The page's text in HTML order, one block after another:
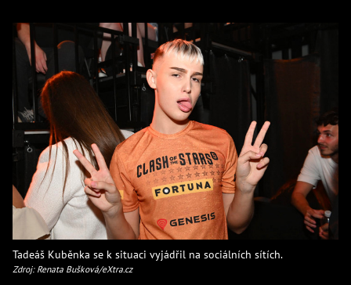
Tadeáš Kuběnka se k situaci vyjádřil na sociálních sítích.
Zdroj: Renata Bušková/eXtra.cz